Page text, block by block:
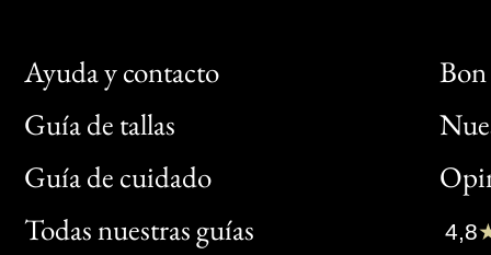
Ayuda y contacto
Guía de tallas
Guía de cuidado
Todas nuestras guías
Bon
Clic
4,8